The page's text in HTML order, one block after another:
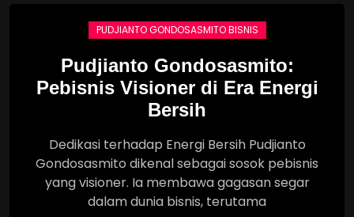
PUDJIANTO GONDOSASMITO BISNIS
Pudjianto Gondosasmito:
Pebisnis Visioner di Era Energi
Bersih
Dedikasi terhadap Energi Bersih Pudjianto
Gondosasmito dikenal sebagai sosok pebisnis
yang visioner. Ia membawa gagasan segar
dalam dunia bisnis, terutama